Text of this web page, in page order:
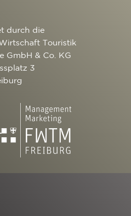
durch die
Touristik
GmbH & Co. KG
3